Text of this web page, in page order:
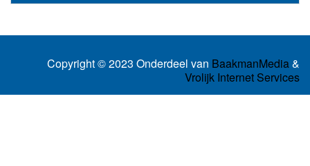
Copyright © 2023 Onderdeel van BaakmanMedia&
Vrolijk Internet Services